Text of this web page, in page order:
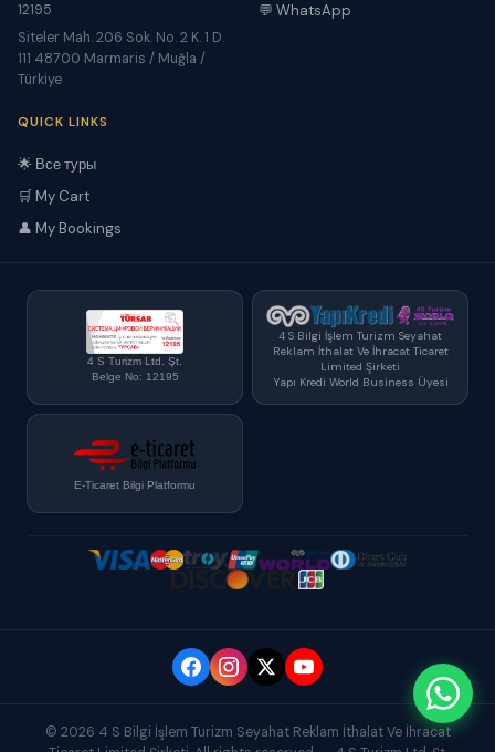
12195
Siteler Mah. 206 Sok. No. 2 K. 1 D.
111 48700 Marmaris / Muğla /
Türkiye
💬 WhatsApp
QUICK LINKS
🌟 Все туры
🛒 My Cart
👤 My Bookings
4 S Turizm Ltd. Şt.
Belge No: 12195
4 S Bilgi İşlem Turizm Seyahat
Reklam İthalat Ve İhracat Ticaret
Limited Şirketi
Yapı Kredi World Business Üyesi
E-Ticaret Bilgi Platformu
© 2026 4 S Bilgi İşlem Turizm Seyahat Reklam İthalat Ve İhracat